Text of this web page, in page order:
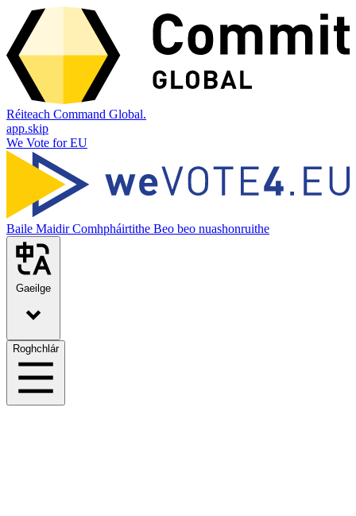
Réiteach Command Global.
app.skip
We Vote for EU
Baile MaidirComhpháirtithe Beo beo nuashonruithe
Gaeilge
Roghchlár